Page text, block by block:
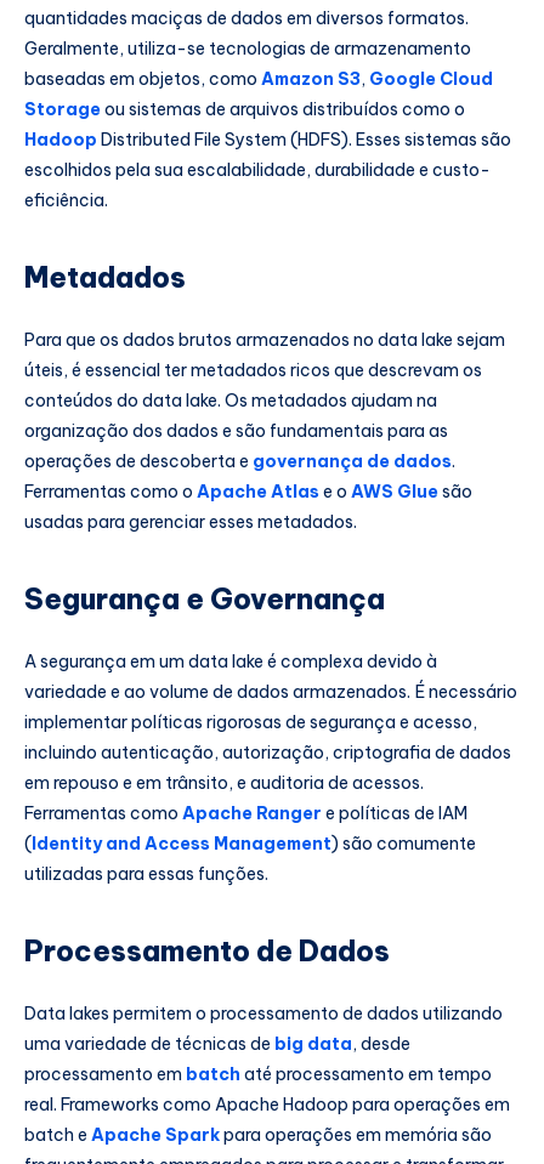
quantidades maciças de dados em diversos formatos.
Geralmente, utiliza-se tecnologias de armazenamento
baseadas em objetos, como Amazon S3, Google Cloud
Storageou sistemas de arquivos distribuídos como o
Hadoop Distributed File System (HDFS). Esses sistemas são
escolhidos pela sua escalabilidade, durabilidade e custo-
eficiência.
Metadados
Para que os dados brutos armazenados no data lake sejam
úteis, é essencial ter metadados ricos que descrevam os
conteúdos do data lake. Os metadados ajudam na
organização dos dados e são fundamentais para as
operações de descoberta e governança de dados.
Ferramentas como o Apache Atlas e o AWS Gluesão
usadas para gerenciar esses metadados.
Segurança e Governança
A segurança em um data lake é complexa devido à
variedade e ao volume de dados armazenados. É necessário
implementar políticas rigorosas de segurança e acesso,
incluindo autenticação, autorização, criptografia de dados
em repouso e em trânsito, e auditoria de acessos.
Ferramentas como Apache Ranger e políticas de IAM
(Identity and Access Management) são comumente
utilizadas para essas funções.
Processamento de Dados
Data lakes permitem o processamento de dados utilizando
uma variedade de técnicas de big data, desde
processamento em batch até processamento em tempo
real. Frameworks como Apache Hadoop para operações em
batch e Apache Sparkpara operações em memória são